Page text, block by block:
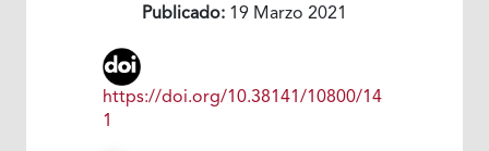
Publicado: 19 Marzo 2021
https://doi.org/10.38141/10800/14
1